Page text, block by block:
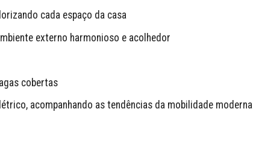
cada espaço da casa
externo harmonioso e acolhedor
cobertas
acompanhando as tendências da mobilidade moderna